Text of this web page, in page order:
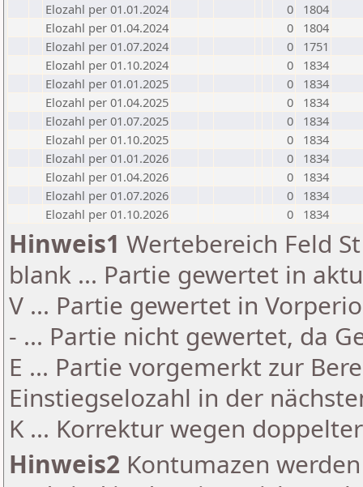
Elozahl per 01.01.2024
0
1804
Elozahl per 01.04.2024
0
1804
Elozahl per 01.07.2024
0
1751
Elozahl per 01.10.2024
0
1834
Elozahl per 01.01.2025
0
1834
Elozahl per 01.04.2025
0
1834
Elozahl per 01.07.2025
0
1834
Elozahl per 01.10.2025
0
1834
Elozahl per 01.01.2026
0
1834
Elozahl per 01.04.2026
0
1834
Elozahl per 01.07.2026
0
1834
Elozahl per 01.10.2026
0 1834
Hinweis1 Wertebereich Feld
blank ... Partie gewertet in
V ... Partie gewertet in
- ... Partie nicht gewertet, da
E ... Partie vorgemerkt zur
Einstiegselozahl in der
K ... Korrektur wegen
Hinweis2 Kontumazen